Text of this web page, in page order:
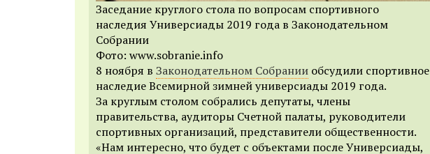
Заседание круглого стола по вопросам спортивного
наследия Универсиады 2019 года в Законодательном
Собрании
Фото: www.sobranie.info
8 ноября в Законодательном Собрании обсудили спортивное
наследие Всемирной зимней универсиады 2019 года.
За круглым столом собрались депутаты, члены
правительства, аудиторы Счетной палаты, руководители
спортивных организаций, представители общественности.
«Нам интересно, что будет с объектами после Универсиады,